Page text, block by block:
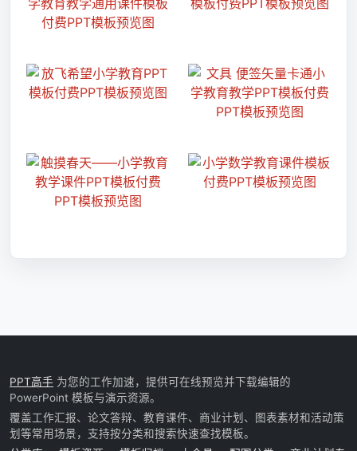
PPT高手 为您的工作加速，提供可在线预览并下载编辑的
PowerPoint 模板与演示资源。
覆盖工作汇报、论文答辩、教育课件、商业计划、图表素材和活动策
划等常用场景，支持按分类和搜索快速查找模板。